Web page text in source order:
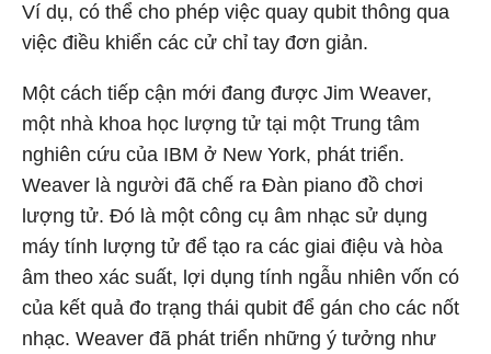
Ví dụ, có thể cho phép việc quay qubit thông qua
việc điều khiển các cử chỉ tay đơn giản.
Một cách tiếp cận mới đang được Jim Weaver,
một nhà khoa học lượng tử tại một Trung tâm
nghiên cứu của IBM ở New York, phát triển.
Weaver là người đã chế ra Đàn piano đồ chơi
lượng tử. Đó là một công cụ âm nhạc sử dụng
máy tính lượng tử để tạo ra các giai điệu và hòa
âm theo xác suất, lợi dụng tính ngẫu nhiên vốn có
của kết quả đo trạng thái qubit để gán cho các nốt
nhạc. Weaver đã phát triển những ý tưởng như